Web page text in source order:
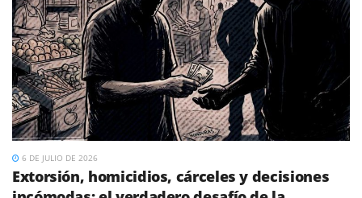
6 DE JULIO DE 2026
Extorsión, homicidios, cárceles y decisiones